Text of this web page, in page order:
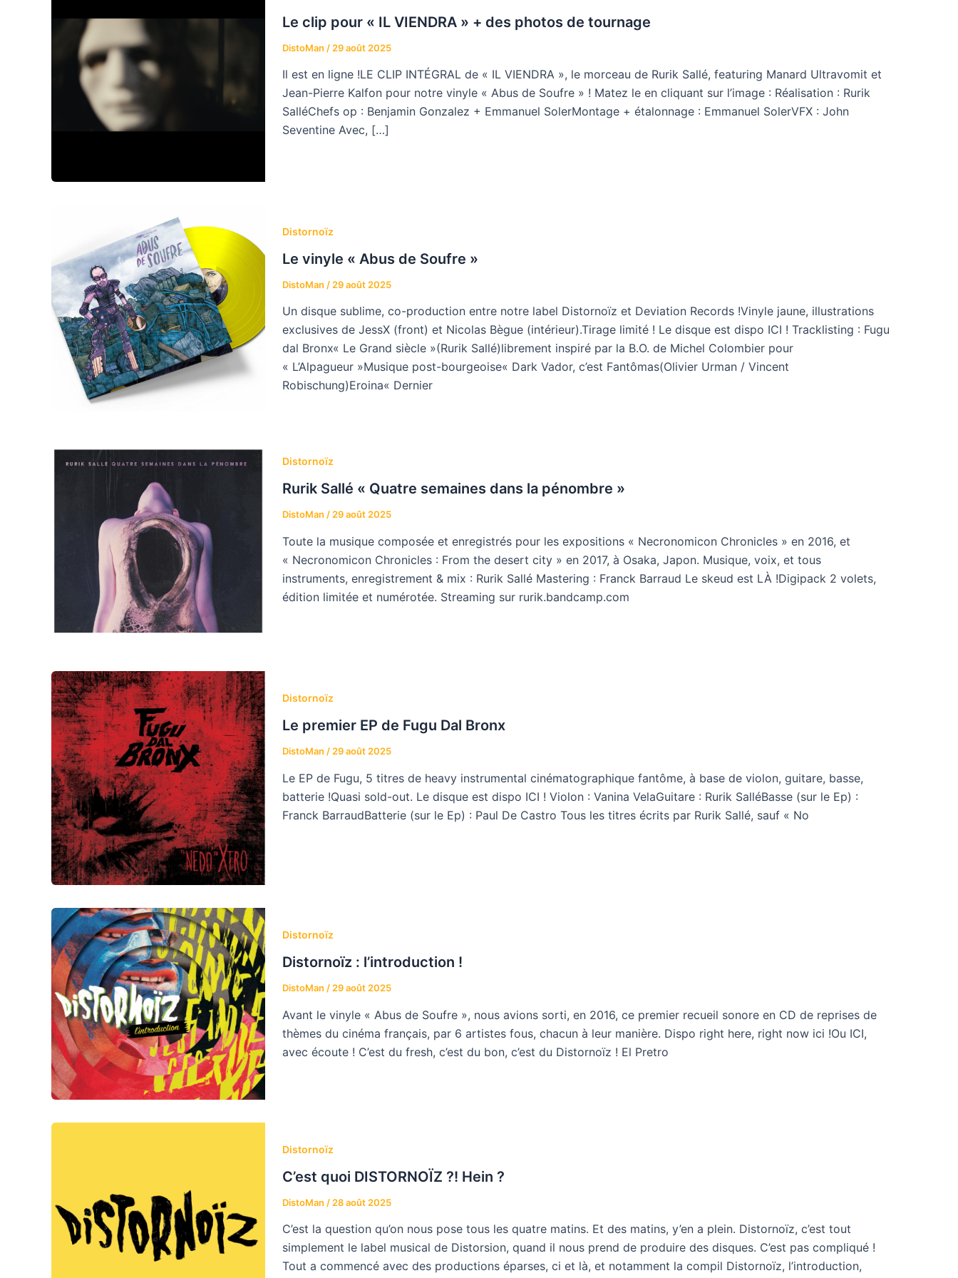
Le clip pour « IL VIENDRA » + des photos de tournage
DistoMan / 29 août 2025
Il est en ligne !LE CLIP INTÉGRAL de « IL VIENDRA », le morceau de Rurik Sallé, featuring Manard Ultravomit et
Jean-Pierre Kalfon pour notre vinyle « Abus de Soufre » ! Matez le en cliquant sur l’image : Réalisation : Rurik
SalléChefs op : Benjamin Gonzalez + Emmanuel SolerMontage + étalonnage : Emmanuel SolerVFX : John
Seventine Avec, […]
Distornoïz
Le vinyle « Abus de Soufre »
DistoMan / 29 août 2025
Un disque sublime, co-production entre notre label Distornoïz et Deviation Records !Vinyle jaune, illustrations
exclusives de JessX (front) et Nicolas Bègue (intérieur).Tirage limité ! Le disque est dispo ICI ! Tracklisting : Fugu
dal Bronx« Le Grand siècle »(Rurik Sallé)librement inspiré par la B.O. de Michel Colombier pour
« L’Alpagueur »Musique post-bourgeoise« Dark Vador, c’est Fantômas(Olivier Urman / Vincent
Robischung)Eroina« Dernier
Distornoïz
Rurik Sallé « Quatre semaines dans la pénombre »
DistoMan / 29 août 2025
Toute la musique composée et enregistrés pour les expositions « Necronomicon Chronicles » en 2016, et
« Necronomicon Chronicles : From the desert city » en 2017, à Osaka, Japon. Musique, voix, et tous
instruments, enregistrement & mix : Rurik Sallé Mastering : Franck Barraud Le skeud est LÀ !Digipack 2 volets,
édition limitée et numérotée. Streaming sur rurik.bandcamp.com
Distornoïz
Le premier EP de Fugu Dal Bronx
DistoMan / 29 août 2025
Le EP de Fugu, 5 titres de heavy instrumental cinématographique fantôme, à base de violon, guitare, basse,
batterie !Quasi sold-out. Le disque est dispo ICI ! Violon : Vanina VelaGuitare : Rurik SalléBasse (sur le Ep) :
Franck BarraudBatterie (sur le Ep) : Paul De Castro Tous les titres écrits par Rurik Sallé, sauf « No
Distornoïz
Distornoïz : l’introduction !
DistoMan / 29 août 2025
Avant le vinyle « Abus de Soufre », nous avions sorti, en 2016, ce premier recueil sonore en CD de reprises de
thèmes du cinéma français, par 6 artistes fous, chacun à leur manière. Dispo right here, right now ici !Ou ICI,
avec écoute ! C’est du fresh, c’est du bon, c’est du Distornoïz ! El Pretro
Distornoïz
C’est quoi DISTORNOÏZ ?! Hein ?
DistoMan / 28 août 2025
C’est la question qu’on nous pose tous les quatre matins. Et des matins, y’en a plein. Distornoïz, c’est tout
simplement le label musical de Distorsion, quand il nous prend de produire des disques. C’est pas compliqué !
Tout a commencé avec des productions éparses, ci et là, et notamment la compil Distornoïz, l’introduction,